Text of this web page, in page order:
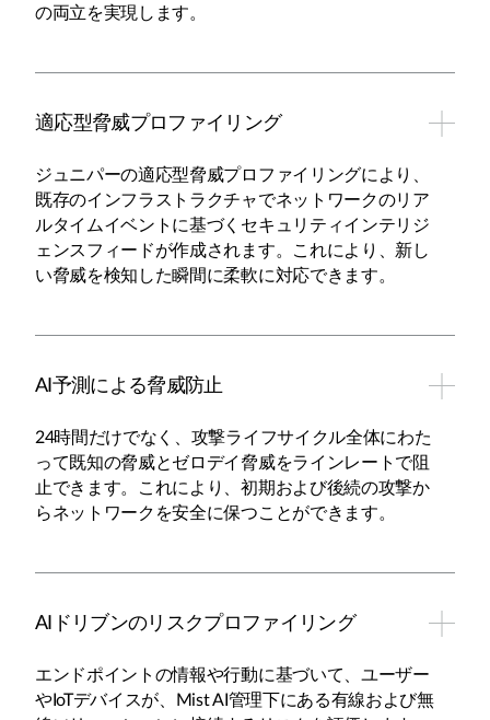
の両立を実現します。
適応型脅威プロファイリング
ジュニパーの適応型脅威プロファイリングにより、
既存のインフラストラクチャでネットワークのリア
ルタイムイベントに基づくセキュリティインテリジ
ェンスフィードが作成されます。これにより、新し
い脅威を検知した瞬間に柔軟に対応できます。
AI予測による脅威防止
24時間だけでなく、攻撃ライフサイクル全体にわた
って既知の脅威とゼロデイ脅威をラインレートで阻
止できます。これにより、初期および後続の攻撃か
らネットワークを安全に保つことができます。
AIドリブンのリスクプロファイリング
エンドポイントの情報や行動に基づいて、ユーザー
やIoTデバイスが、Mist AI管理下にある有線および無